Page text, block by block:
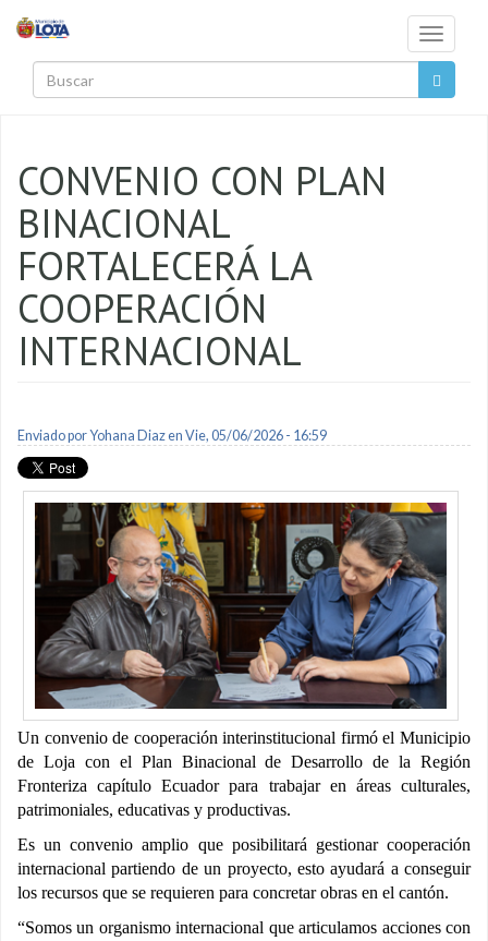
Toggle
CONVENIO CON PLAN
BINACIONAL
FORTALECERÁ LA
COOPERACIÓN
INTERNACIONAL
Enviado porYohana Diazen Vie, 05/06/2026 - 16:59
Un convenio de cooperación interinstitucional firmó el Municipio
de Loja con el Plan Binacional de Desarrollo de la Región
Fronteriza capítulo Ecuador para trabajar en áreas culturales,
patrimoniales, educativas y productivas.
Es un convenio amplio que posibilitará gestionar cooperación
internacional partiendo de un proyecto, esto ayudará a conseguir
los recursos que se requieren para concretar obras en el cantón.
“Somos un organismo internacional que articulamos acciones con